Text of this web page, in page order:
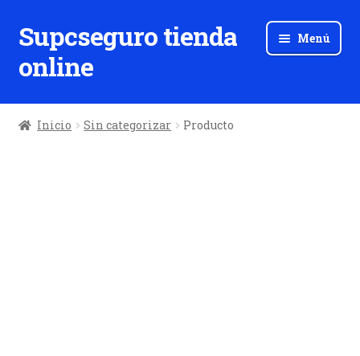
Ir
a
la
Ir
al
contenido
Supcseguro tienda
online
Menú
Inicio Sin categorizar Producto